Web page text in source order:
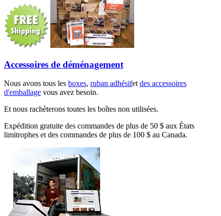
Accessoires de déménagement
Nous avons tous les boxes, ruban adhésifetdes accessoires
d'emballage vous avez besoin.
Et nous rachèterons toutes les boîtes non utilisées.
Expédition gratuite des commandes de plus de 50 $ aux États
limitrophes et des commandes de plus de 100 $ au Canada.